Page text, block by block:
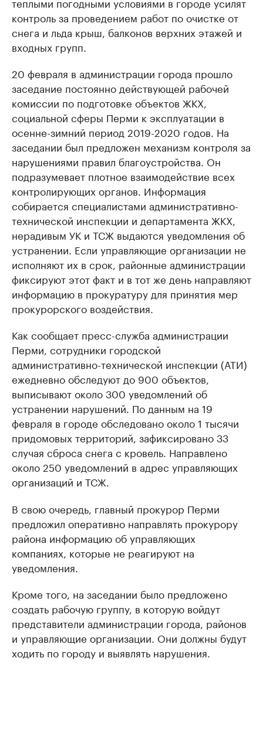
контроль за проведением работ по очистке от
снега и льда крыш, балконов верхних этажей и
входных групп.
20 февраля в администрации города прошло
заседание постоянно действующей рабочей
комиссии по подготовке объектов ЖКХ,
социальной сферы Перми к эксплуатации в
осенне-зимний период 2019-2020 годов. На
заседании был предложен механизм контроля за
нарушениями правил благоустройства. Он
подразумевает плотное взаимодействие всех
контролирующих органов. Информация
собирается специалистами административно-
технической инспекции и департамента ЖКХ,
нерадивым УК и ТСЖ выдаются уведомления об
устранении. Если управляющие организации не
исполняют их в срок, районные администрации
фиксируют этот факт и в тот же день направляют
информацию в прокуратуру для принятия мер
прокурорского воздействия.
Как сообщает пресс-служба администрации
Перми, сотрудники городской
административно-технической инспекции (АТИ)
ежедневно обследуют до 900 объектов,
выписывают около 300 уведомлений об
устранении нарушений. По данным на 19
февраля в городе обследовано около 1 тысячи
придомовых территорий, зафиксировано 33
случая сброса снега с кровель. Направлено
около 250 уведомлений в адрес управляющих
организаций и ТСЖ.
В свою очередь, главный прокурор Перми
предложил оперативно направлять прокурору
района информацию об управляющих
компаниях, которые не реагируют на
уведомления.
Кроме того, на заседании было предложено
создать рабочую группу, в которую войдут
представители администрации города, районов
и управляющие организации. Они должны будут
ходить по городу и выявлять нарушения.